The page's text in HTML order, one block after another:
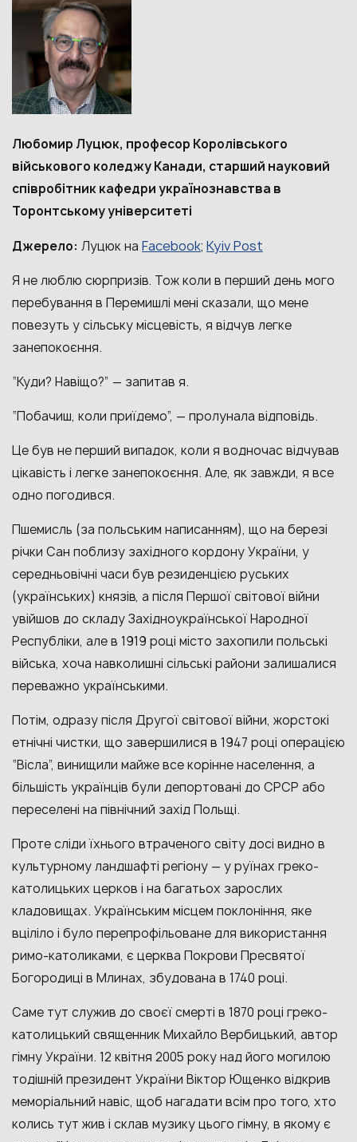
Любомир Луцюк, професор Королівського
військового коледжу Канади, старший науковий
співробітник кафедри українознавства в
Торонтському університеті
Джерело: Луцюк на Facebook; Kyiv Post
Я не люблю сюрпризів. Тож коли в перший день мого
перебування в Перемишлі мені сказали, що мене
повезуть у сільську місцевість, я відчув легке
занепокоєння.
“Куди? Навіщо?” — запитав я.
“Побачиш, коли приїдемо”, — пролунала відповідь.
Це був не перший випадок, коли я водночас відчував
цікавість і легке занепокоєння. Але, як завжди, я все
одно погодився.
Пшемисль (за польським написанням), що на березі
річки Сан поблизу західного кордону України, у
середньовічні часи був резиденцією руських
(українських) князів, а після Першої світової війни
увійшов до складу Західноукраїнської Народної
Республіки, але в 1919 році місто захопили польські
війська, хоча навколишні сільські райони залишалися
переважно українськими.
Потім, одразу після Другої світової війни, жорстокі
етнічні чистки, що завершилися в 1947 році операцією
“Вісла”, винищили майже все корінне населення, а
більшість українців були депортовані до СРСР або
переселені на північний захід Польщі.
Проте сліди їхнього втраченого світу досі видно в
культурному ландшафті регіону — у руїнах греко-
католицьких церков і на багатьох зарослих
кладовищах. Українським місцем поклоніння, яке
вціліло і було перепрофільоване для використання
римо-католиками, є церква Покрови Пресвятої
Богородиці в Млинах, збудована в 1740 році.
Саме тут служив до своєї смерті в 1870 році греко-
католицький священник Михайло Вербицький, автор
гімну України. 12 квітня 2005 року над його могилою
тодішній президент України Віктор Ющенко відкрив
меморіальний навіс, щоб нагадати всім про того, хто
колись тут жив і склав музику цього гімну, в якому є